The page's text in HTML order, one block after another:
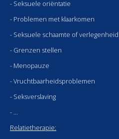
- Seksuele oriëntatie
- Problemen met klaarkomen
- Seksuele schaamte of verlegenheid
- Grenzen stellen
- Menopauze
- Vruchtbaarheidsproblemen
- Seksverslaving
- …
Relatietherapie: